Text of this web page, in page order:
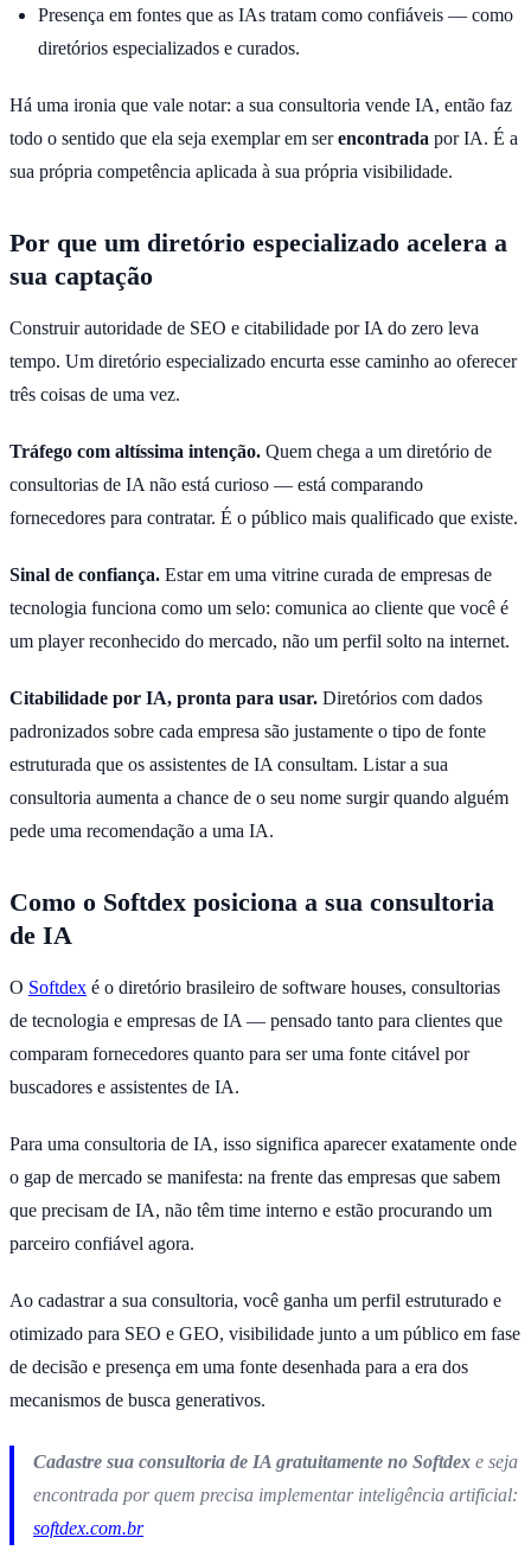
Presença em fontes que as IAs tratam como confiáveis — como
diretórios especializados e curados.
Há uma ironia que vale notar: a sua consultoria vende IA, então faz
todo o sentido que ela seja exemplar em serencontrada por IA. É a
sua própria competência aplicada à sua própria visibilidade.
Por que um diretório especializado acelera a
sua captação
Construir autoridade de SEO e citabilidade por IA do zero leva
tempo. Um diretório especializado encurta esse caminho ao oferecer
três coisas de uma vez.
Tráfego com altíssima intenção. Quem chega a um diretório de
consultorias de IA não está curioso — está comparando
fornecedores para contratar. É o público mais qualificado que existe.
Sinal de confiança. Estar em uma vitrine curada de empresas de
tecnologia funciona como um selo: comunica ao cliente que você é
um player reconhecido do mercado, não um perfil solto na internet.
Citabilidade por IA, pronta para usar. Diretórios com dados
padronizados sobre cada empresa são justamente o tipo de fonte
estruturada que os assistentes de IA consultam. Listar a sua
consultoria aumenta a chance de o seu nome surgir quando alguém
pede uma recomendação a uma IA.
Como o Softdex posiciona a sua consultoria
de IA
O Softdex é o diretório brasileiro de software houses, consultorias
de tecnologia e empresas de IA — pensado tanto para clientes que
comparam fornecedores quanto para ser uma fonte citável por
buscadores e assistentes de IA.
Para uma consultoria de IA, isso significa aparecer exatamente onde
o gap de mercado se manifesta: na frente das empresas que sabem
que precisam de IA, não têm time interno e estão procurando um
parceiro confiável agora.
Ao cadastrar a sua consultoria, você ganha um perfil estruturado e
otimizado para SEO e GEO, visibilidade junto a um público em fase
de decisão e presença em uma fonte desenhada para a era dos
mecanismos de busca generativos.
Cadastre sua consultoria de IA gratuitamente no Softdex e seja
encontrada por quem precisa implementar inteligência artificial:
softdex.com.br